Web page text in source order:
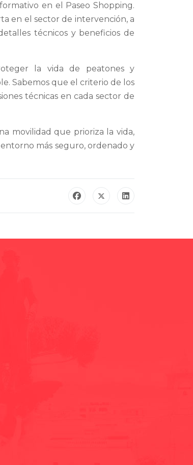
en el Paseo Shopping.
en el sector de intervención, a
técnicos y beneficios de
la vida de peatones y
Sabemos que el criterio de los
técnicas en cada sector de
movilidad que prioriza la vida,
más seguro, ordenado y